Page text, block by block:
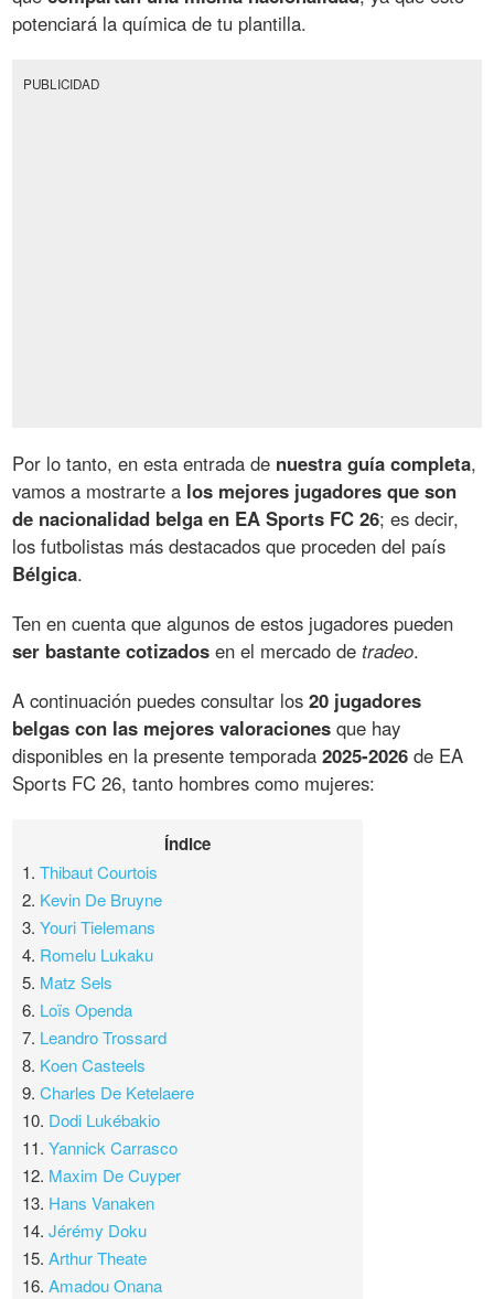
potenciará la química de tu plantilla.
PUBLICIDAD
Por lo tanto, en esta entrada de nuestra guía completa,
vamos a mostrarte a los mejores jugadores que son
de nacionalidad belga en EA Sports FC 26; es decir,
los futbolistas más destacados que proceden del país
Bélgica.
Ten en cuenta que algunos de estos jugadores pueden
ser bastante cotizados en el mercado detradeo.
A continuación puedes consultar los20 jugadores
belgas con las mejores valoraciones que hay
disponibles en la presente temporada2025-2026 de EA
Sports FC 26, tanto hombres como mujeres:
Índice
1.Thibaut Courtois
2. Kevin De Bruyne
3.Youri Tielemans
4. Romelu Lukaku
5. Matz Sels
6. Loïs Openda
7. Leandro Trossard
8. Koen Casteels
9.Charles De Ketelaere
10. Dodi Lukébakio
11.Yannick Carrasco
12. Maxim De Cuyper
13. Hans Vanaken
14.Jérémy Doku
15.Arthur Theate
16.Amadou Onana